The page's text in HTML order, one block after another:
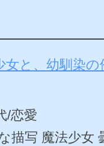
女と、幼馴染
/恋愛
描写 魔法少女